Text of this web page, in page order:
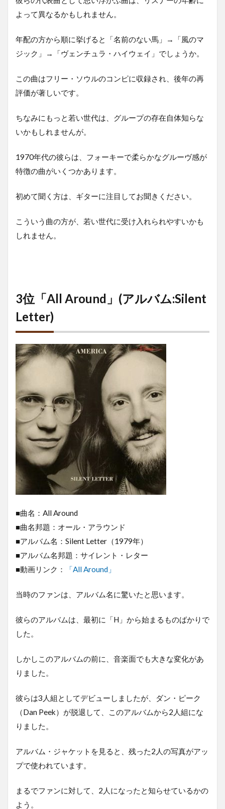
よって異なるかもしれません。
年配の方から順に挙げると「名前のない馬」→「風のマ
ジック」→「ヴェンチュラ・ハイウェイ」でしょうか。
この曲はフリー・ソウルのコンピに収録され、後年の再
評価が著しいです。
ちなみにもっと若い世代は、グループの存在自体知らな
いかもしれませんが。
1970年代の彼らは、フォーキーで柔らかなグルーヴ感が
特徴の曲がいくつかあります。
初めて聞く方は、ギターに注目してお聞きください。
こういう曲の方が、若い世代に受け入れられやすいかも
しれません。
3位「All Around」(アルバム:Silent
Letter)
■曲名：All Around
■曲名邦題：オール・アラウンド
■アルバム名：Silent Letter（1979年）
■アルバム名邦題：サイレント・レター
■動画リンク：
「All Around」
当時のファンは、アルバム名に驚いたと思います。
彼らのアルバムは、最初に「H」から始まるものばかりで
した。
しかしこのアルバムの前に、音楽面でも大きな変化があ
りました。
彼らは3人組としてデビューしましたが、ダン・ピーク
（Dan Peek）が脱退して、このアルバムから2人組にな
りました。
アルバム・ジャケットを見ると、残った2人の写真がアッ
プで使われています。
まるでファンに対して、2人になったと知らせているかの
よう。